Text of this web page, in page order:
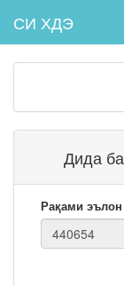
СИ ХДЭ
Дида
Рақами эълон